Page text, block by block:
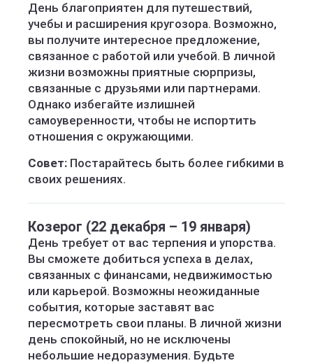
День благоприятен для путешествий,
учебы и расширения кругозора. Возможно,
вы получите интересное предложение,
связанное с работой или учебой. В личной
жизни возможны приятные сюрпризы,
связанные с друзьями или партнерами.
Однако избегайте излишней
самоуверенности, чтобы не испортить
отношения с окружающими.
Совет: Постарайтесь быть более гибкими в
своих решениях.
Козерог (22 декабря – 19 января)
День требует от вас терпения и упорства.
Вы сможете добиться успеха в делах,
связанных с финансами, недвижимостью
или карьерой. Возможны неожиданные
события, которые заставят вас
пересмотреть свои планы. В личной жизни
день спокойный, но не исключены
небольшие недоразумения. Будьте